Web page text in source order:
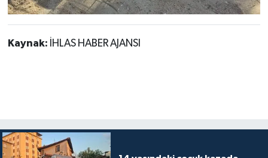
Kaynak: İHLAS HABER AJANSI